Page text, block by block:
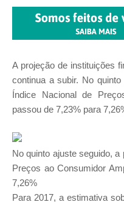
A projeção de instituições
continua a subir. No
Índice Nacional de
passou de 7,23% para
No quinto ajuste seguido,
Preços ao Consumidor
7,26%
Para 2017, a estimativa